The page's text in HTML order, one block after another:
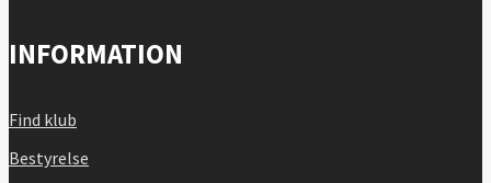
INFORMATION
Find klub
Bestyrelse